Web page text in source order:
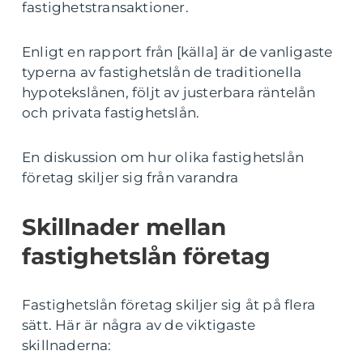
fastighetstransaktioner.
Enligt en rapport från [källa] är de vanligaste
typerna av fastighetslån de traditionella
hypotekslånen, följt av justerbara räntelån
och privata fastighetslån.
En diskussion om hur olika fastighetslån
företag skiljer sig från varandra
Skillnader mellan
fastighetslån företag
Fastighetslån företag skiljer sig åt på flera
sätt. Här är några av de viktigaste
skillnaderna: